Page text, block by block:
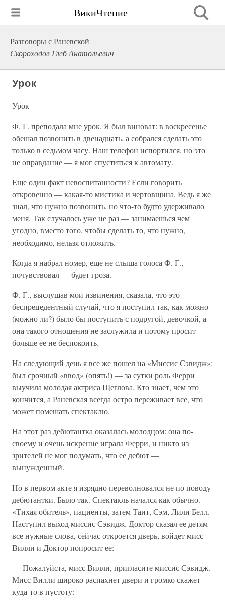
ВикиЧтение
Разговоры с Раневской
Скороходов Глеб Анатольевич
Урок
Урок
Ф. Г. преподала мне урок. Я был виноват: в воскресенье
обешал позвонить в двенадцать, а собрался сделать это
только в седьмом часу. Наш телефон испортился, но это
не оправдание — я мог спуститься к автомату.
Еще один факт невоспитанности? Если говорить
откровенно — какая-то мистика и чертовщина. Ведь я же
знал, что нужно позвонить, но что-то будто удерживало
меня. Так случалось уже не раз — занимаешься чем
угодно, вместо того, чтобы сделать то, что нужно,
необходимо, нельзя отложить.
Когда я набрал номер, еще не слыша голоса Ф. Г.,
почувствовал — будет гроза.
Ф. Г., выслушав мои извинения, сказала, что это
беспрецедентный случай, что я поступил так, как можно
(можно ли?) было бы поступить с подругой, девочкой, а
она такого отношения не заслужила и потому просит
больше ее не беспокоить.
На следующий день я все же пошел на «Миссис Сэвидж»:
был срочный «ввод» (опять!) — за сутки роль Ферри
выучила молодая актриса Щеглова. Кто знает, чем это
кончится, а Раневская всегда остро переживает все, что
может помешать спектаклю.
На этот раз дебютантка оказалась молодцом: она по-
своему и очень искренне играла Ферри, и никто из
зрителей не мог подумать, что ее дебют —
вынужденный.
Но в первом акте я изрядно переволновался не по поводу
дебютантки. Было так. Спектакль начался как обычно.
«Тихая обитель», пациенты, затем Таит, Сэм, Лили Белл.
Наступил выход миссис Сэвидж. Доктор сказал ее детям
все нужные слова, сейчас откроется дверь, войдет мисс
Вилли и Доктор попросит ее:
— Пожалуйста, мисс Вилли, пригласите миссис Сэвидж.
Мисс Вилли широко распахнет двери и громко скажет
куда-то в пустоту: